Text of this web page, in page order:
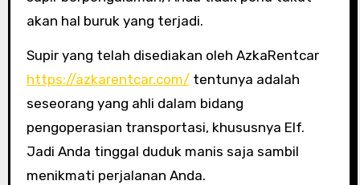
akan hal buruk yang terjadi.
Supir yang telah disediakan oleh AzkaRentcar
https://azkarentcar.com/tentunya adalah
seseorang yang ahli dalam bidang
pengoperasian transportasi, khususnya Elf.
Jadi Anda tinggal duduk manis saja sambil
menikmati perjalanan Anda.